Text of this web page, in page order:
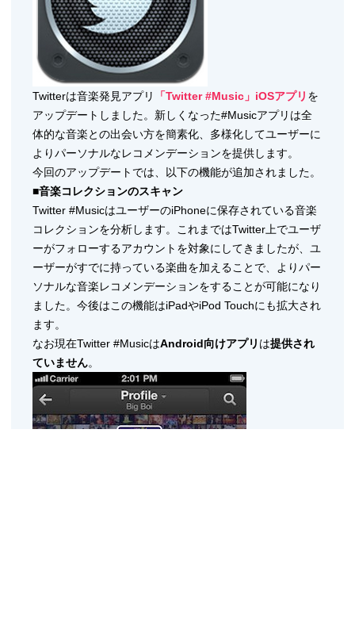
Twitterは音楽発見アプリ 「Twitter #Music」iOSアプリ を
アップデートしました。新しくなった#Musicアプリは全
体的な音楽との出会い方を簡素化、多様化してユーザーに
よりパーソナルなレコメンデーションを提供します。
今回のアップデートでは、以下の機能が追加されました。
■音楽コレクションのスキャン
Twitter #MusicはユーザーのiPhoneに保存されている音楽
コレクションを分析します。これまではTwitter上でユーザ
ーがフォローするアカウントを対象にしてきましたが、ユ
ーザーがすでに持っている楽曲を加えることで、よりパー
ソナルな音楽レコメンデーションをすることが可能になり
ました。今後はこの機能はiPadやiPod Touchにも拡大され
ます。
なお現在Twitter #MusicはAndroid向けアプリ は提供され
ていません。